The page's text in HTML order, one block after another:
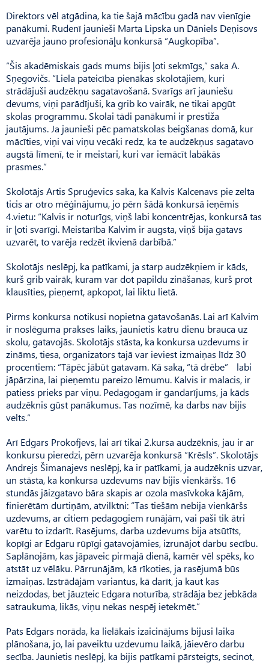
Direktors vēl atgādina, ka tie šajā mācību gadā nav vienīgie
panākumi. Rudenī jaunieši Marta Lipska un Dāniels De­ņisovs
uzvarēja jauno profesionāļu konkursā “Augko­pība”.
“Šis akadēmiskais gads mums bijis ļoti sekmīgs,” saka A.
Sņegovičs. “Liela pateicība pienākas skolotājiem, kuri
strādājuši audzēkņu sagatavošanā. Sva­rīgs arī jauniešu
devums, viņi parādījuši, ka grib ko vairāk, ne tikai apgūt
skolas programmu. Skolai tādi panākumi ir prestiža
jautājums. Ja jaunieši pēc pamatskolas beigšanas domā, kur
mācīties, viņi vai viņu vecāki redz, ka te audzēkņus sagatavo
augstā līmenī, te ir meistari, kuri var iemācīt labākās
prasmes.”
Skolotājs Artis Spruģevics saka, ka Kalvis Kalcenavs pie zelta
ticis ar otro mēģinājumu, jo pērn šādā konkursā ieņēmis
4.vietu: “Kalvis ir noturīgs, viņš labi koncentrējas, konkursā tas
ir ļoti svarīgi. Meistarība Kalvim ir augsta, viņš bija gatavs
uzvarēt, to varēja redzēt ikvienā darbībā.”
Skolotājs neslēpj, ka patīkami, ja starp audzēkņiem ir kāds,
kurš grib vairāk, kuram var dot papildu zināšanas, kurš prot
klausīties, pieņemt, apkopot, lai liktu lietā.
Pirms konkursa notikusi nopietna gatavošanās. Lai arī Kal­­vim
ir noslēguma prakses laiks, jaunietis katru dienu brauca uz
skolu, gatavojās. Skolotājs stāsta, ka konkursa uzdevums ir
zināms, tiesa, organizators tajā var ieviest izmaiņas līdz 30
procentiem: “Tāpēc jābūt gatavam. Kā saka, “tā drēbe” labi
jāpārzina, lai pieņemtu pareizo lēmumu. Kalvis ir malacis, ir
patiess prieks par viņu. Pedagogam ir gandarījums, ja kāds
audzēknis gūst panākumus. Tas nozīmē, ka darbs nav bijis
velts.”
Arī Edgars Prokofjevs, lai arī tikai 2.kursa audzēknis, jau ir ar
konkursu pieredzi, pērn uzvarēja konkursā “Krēsls”. Skolotājs
Andrejs Šima­najevs neslēpj, ka ir patīkami, ja audzēknis uzvar,
un stāsta, ka konkursa uzdevums nav bijis vienkāršs. 16
stundās jāizgatavo bāra skapis ar ozola masīvkoka kājām,
finierētām durtiņām, atvilktni: “Tas tiešām nebija vienkāršs
uzdevums, ar citiem pedagogiem runājām, vai paši tik ātri
varētu to izdarīt. Rasējums, darba uzdevums bija atsūtīts,
kopīgi ar Edgaru rūpīgi gatavojāmies, izrunājot darbu secību.
Saplā­no­jām, kas jāpaveic pirmajā dienā, kamēr vēl spēks, ko
atstāt uz vēlāku. Pārrunājām, kā rīkoties, ja rasējumā būs
izmaiņas. Izstrā­dājām variantus, kā darīt, ja kaut kas
neizdodas, bet jāuzteic Edgara noturība, strādāja bez jebkāda
satraukuma, likās, viņu nekas nespēj ietekmēt.”
Pats Edgars norāda, ka lielākais izaicinājums bijusi laika
plānošana, jo, lai paveiktu uzdevumu laikā, jāievēro darbu
secība. Jau­nietis neslēpj, ka bijis patīkami pārsteigts, secinot,